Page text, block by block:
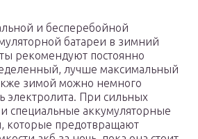
и бесперебойной
батареи в зимний
рекомендуют постоянно
лучше максимальный
зимой можно немного
электролита. При сильных
специальные аккумуляторные
которые предотвращают